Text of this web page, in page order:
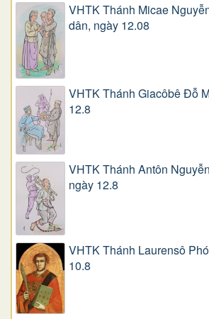
VHTK Thánh Micae
dân, ngày 12.08
VHTK Thánh Giacôbê Ðỗ
12.8
VHTK Thánh Antôn
ngày 12.8
VHTK Thánh Laurensô
10.8